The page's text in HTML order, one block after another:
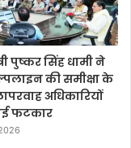
पुष्कर सिंह धामी ने
की समीक्षा के
अधिकारियों
फटकार